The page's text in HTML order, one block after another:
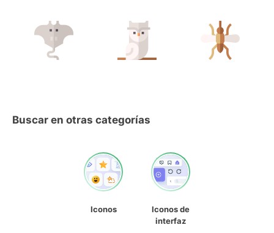
Buscar en otras categorías
Iconos
Iconos de
interfaz